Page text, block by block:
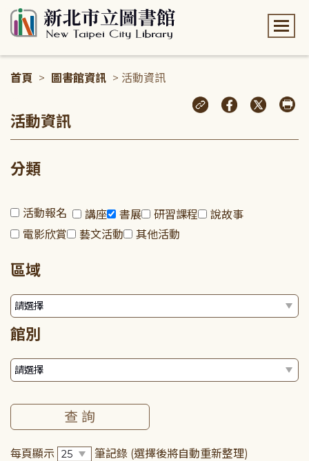
首頁 > 圖書館資訊 > 活動資訊
活動資訊
分類
活動報名 講座 書展 研習課程
說故事
電影欣賞
藝文活動 其他活動
區域
館別
每頁顯示 筆記錄 (選擇後將自動重新整理)